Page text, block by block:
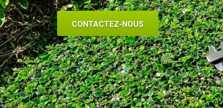
CONTACTEZ-NOUS